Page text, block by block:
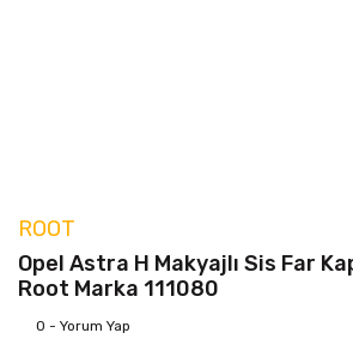
ROOT
Opel Astra H Makyajlı Sis Far
Root Marka 111080
0 - Yorum Yap